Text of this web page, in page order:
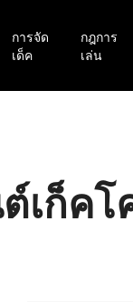
การจัด
เด็ค
กฎการ
เล่น
เก็คโ